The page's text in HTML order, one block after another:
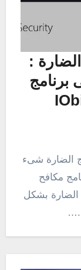
:
برنامج
الضارة شىء
مكافح
الضارة بشكل
.…